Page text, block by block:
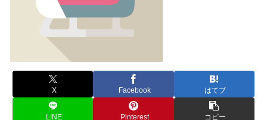
X Facebook はてブ
LINE Pinterest コピー